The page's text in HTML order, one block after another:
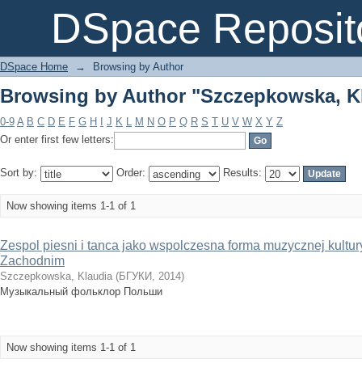
DSpace
Browsing by Author "Szczepkowska,
DSpace Home → Browsing by Author
Browsing by Author "Szczepkowska,
0-9 A B C D E F G H J K L M N O P Q R S T U V W X Y Z
Or enter first few letters:
Sort by: Order: Results:
Now showing items 1-1 of 1
Zespol piesni i tanca jako wspolczesna forma muzycznej
Zachodnim
Szczepkowska, Klaudia (БГУКИ, 2014)
Музыкальный фольклор Польши
Now showing items 1-1 of 1